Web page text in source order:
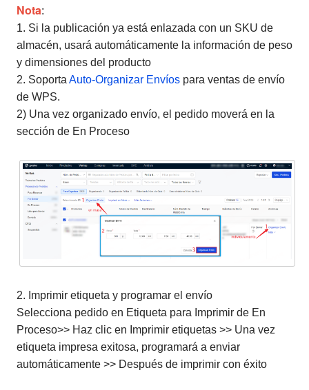
Nota:
1. Si la publicación ya está enlazada con un SKU de
almacén, usará automáticamente la información de peso
y dimensiones del producto
2. Soporta Auto-Organizar Envíos para ventas de envío
de WPS.
2) Una vez organizado envío, el pedido moverá en la
sección de En Proceso
2. Imprimir etiqueta y programar el envío
Selecciona pedido en Etiqueta para Imprimir de En
Proceso>> Haz clic en Imprimir etiquetas >> Una vez
etiqueta impresa exitosa, programará a enviar
automáticamente >> Después de imprimir con éxito